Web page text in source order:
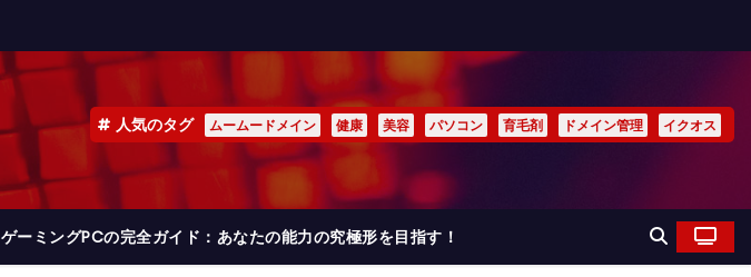
人気のタグ ムームードメイン 健康 美容 パソコン 育毛剤 ドメイン管理 イクオス
ゲーミングPCの完全ガイド：あなたの能力の究極形を目指す！